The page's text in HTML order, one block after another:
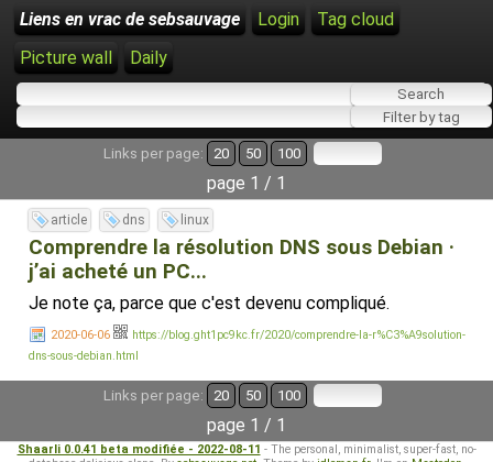
Liens en vrac de sebsauvage Login
Tag cloud
Picture wall
Daily
Links per page: 20 50 100
page 1 / 1
article dns linux
Comprendre la résolution DNS sous Debian ·
j’ai acheté un PC...
Je note ça, parce que c'est devenu compliqué.
2020-06-06
https://blog.ght1pc9kc.fr/2020/comprendre-la-r%C3%A9solution-
dns-sous-debian.html
Links per page: 20 50 100
page 1 / 1
Shaarli 0.0.41 beta modifiée - 2022-08-11 - The personal, minimalist, super-fast, no-